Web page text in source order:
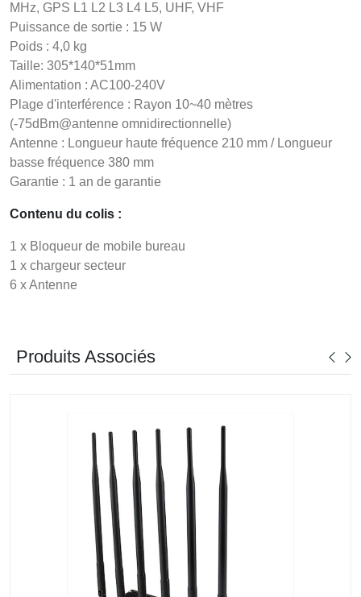
MHz, GPS L1 L2 L3 L4 L5, UHF, VHF
Puissance de sortie : 15 W
Poids : 4,0 kg
Taille: 305*140*51mm
Alimentation : AC100-240V
Plage d'interférence : Rayon 10~40 mètres
(-75dBm@antenne omnidirectionnelle)
Antenne : Longueur haute fréquence 210 mm / Longueur
basse fréquence 380 mm
Garantie : 1 an de garantie
Contenu du colis :
1 x Bloqueur de mobile bureau
1 x chargeur secteur
6 x Antenne
Produits Associés